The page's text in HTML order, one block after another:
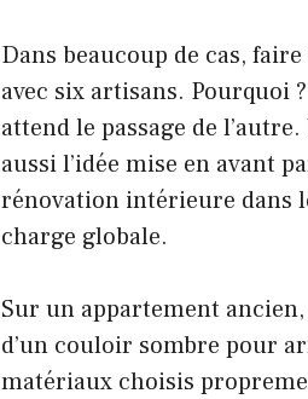
Dans beaucoup de cas,
avec six artisans. Pourquoi
attend le passage de
aussi l’idée mise en avant
rénovation intérieure dans
charge globale.
Sur un appartement
d’un couloir sombre pour
matériaux choisis